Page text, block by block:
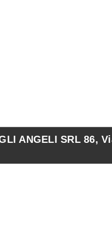
ANGELI SRL 86,